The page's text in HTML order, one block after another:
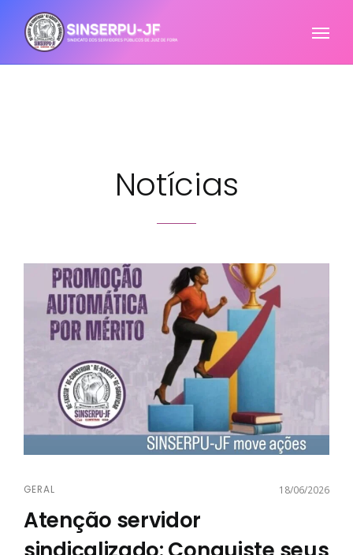
Notícias
GERAL 18/06/2026
Atenção servidor